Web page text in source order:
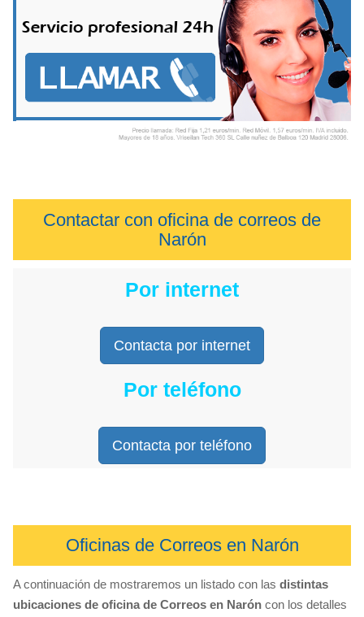
Contactar con oficina de correos de
Narón
Por internet
Contacta por internet
Por teléfono
Contacta por teléfono
Oficinas de Correos en Narón
A continuación de mostraremos un listado con las distintas
ubicaciones de oficina de Correos en Narón con los detalles